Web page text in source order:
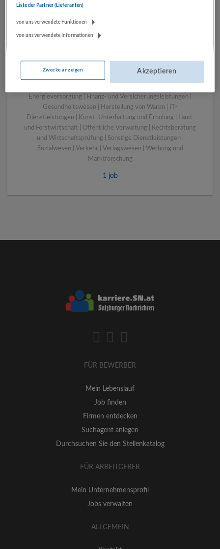
LUGSTEIN CONSULTING
Energieversorgung | Finanz- und Versicherungsleistungen |
Gesundheitswesen | Herstellung von Waren | IT-
Dienstleistungen | Kunst, Unterhaltung und Erholung | Land-
und Forstwirtschaft | Öffentliche Verwaltung | Rechtsberatung
und Wirtschaftsprüfung | Sonstige Dienstleistungen |
Sozialwesen | Verkehr | Verlagswesen | Werbung und
Marktforschung
1 job
FÜR BEWERBER
Mein Lebenslauf
Job finden
Firmen entdecken
Suchagent anlegen
Durchsuchen Sie den Stellenkatalog
FÜR ARBEITGEBER
Mein Unternehmensprofil
Jobs verwalten
ALLGEMEIN
Liste der Partner (Lieferanten)
von uns verwendete Funktionen
von uns verwendete Informationen
Zwecke anzeigen Akzeptieren